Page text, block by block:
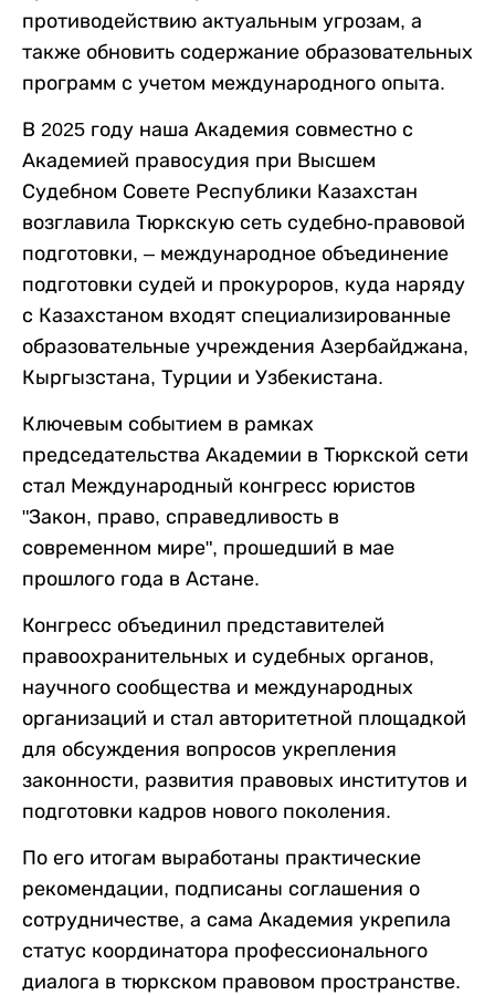
противодействию актуальным угрозам, а
также обновить содержание образовательных
программ с учетом международного опыта.
В 2025 году наша Академия совместно с
Академией правосудия при Высшем
Судебном Совете Республики Казахстан
возглавила Тюркскую сеть судебно-правовой
подготовки, – международное объединение
подготовки судей и прокуроров, куда наряду
с Казахстаном входят специализированные
образовательные учреждения Азербайджана,
Кыргызстана, Турции и Узбекистана.
Ключевым событием в рамках
председательства Академии в Тюркской сети
стал Международный конгресс юристов
"Закон, право, справедливость в
современном мире", прошедший в мае
прошлого года в Астане.
Конгресс объединил представителей
правоохранительных и судебных органов,
научного сообщества и международных
организаций и стал авторитетной площадкой
для обсуждения вопросов укрепления
законности, развития правовых институтов и
подготовки кадров нового поколения.
По его итогам выработаны практические
рекомендации, подписаны соглашения о
сотрудничестве, а сама Академия укрепила
статус координатора профессионального
диалога в тюркском правовом пространстве.